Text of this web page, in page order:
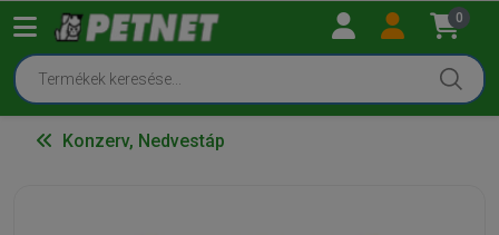
0
Konzerv, Nedvestáp